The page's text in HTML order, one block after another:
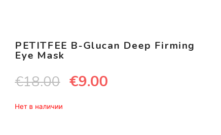
PETITFEE B-Glucan Deep Firming
Eye Mask
€18.00 €9.00
Нет в наличии